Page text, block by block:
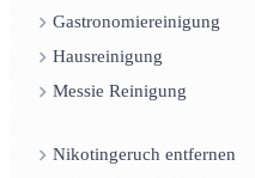
Gastronomiereinigung
Hausreinigung
Messie Reinigung
Nikotingeruch entfernen